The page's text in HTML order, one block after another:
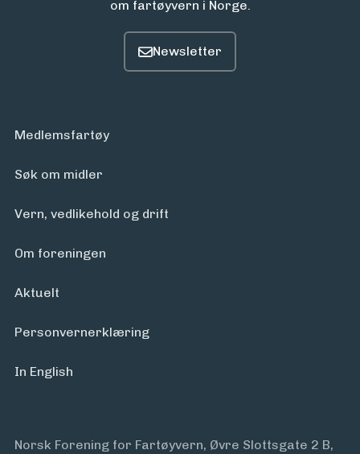
om fartøyvern i Norge.
Medlemsfartøy
Søk om midler
Vern, vedlikehold og drift
Om foreningen
Aktuelt
Personvern­erklæring
In English
Norsk Forening for Fartøyvern, Øvre Slottsgate 2 B,